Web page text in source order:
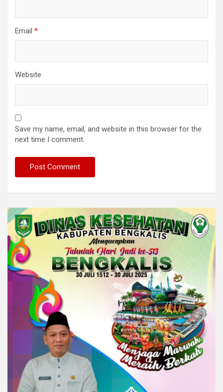
Email *
Website
Save my name, email, and website in this browser for the
next time I comment.